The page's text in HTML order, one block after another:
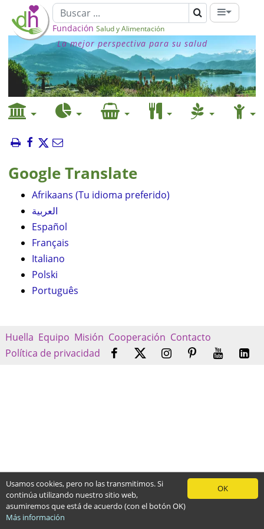
Fundación Salud y Alimentación
La mejor perspectiva para su salud
Google Translate
Afrikaans (Tu idioma preferido)
العربية
Español
Français
Italiano
Polski
Português
Huella Equipo Misión Cooperación Contacto
Política de privacidad
OK
Usamos cookies, pero no las transmitimos. Si
continúa utilizando nuestro sitio web,
asumiremos que está de acuerdo (con el botón OK)
Más información